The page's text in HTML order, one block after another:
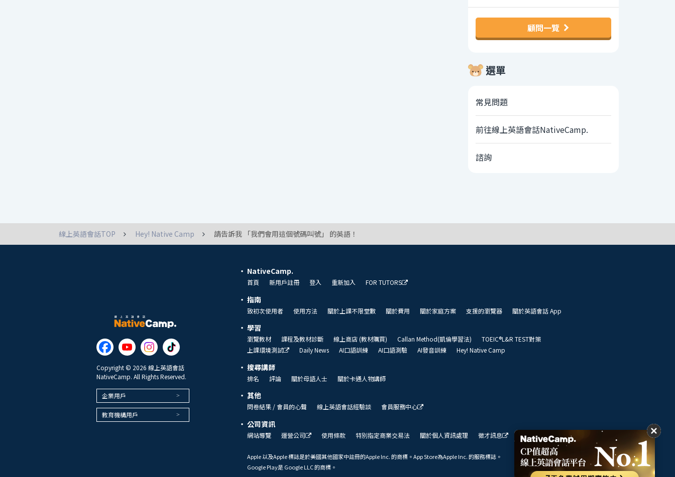
顧問一覽
選單
常見問題
前往線上英語會話NativeCamp.
諮詢
線上英語會話TOP Hey! Native Camp 請告訴我 「我們會用這個號碼叫號」 的英語！
Copyright © 2026 線上英語會話
NativeCamp. All Rights Reserved.
企業用戶
教育機構用戶
NativeCamp.
首頁 新用戶註冊 登入 重新加入 FOR TUTORS
指南
致初次使用者 使用方法 關於上課不限堂數 關於費用 關於家庭方案 支援的瀏覽器 關於英語會話 App
學習
瀏覽教材 課程及教材診斷 線上商店 (教材購買) Callan Method(凱倫學習法)
TOEIC®L&R TEST對策
上課環境測試
Daily News AI口語訓練 AI口語測驗 AI發音訓練 Hey! Native Camp
搜尋講師
排名 評論 關於母語人士 關於卡通人物講師
其他
問卷結果 / 會員的心聲 線上英語會話經驗談 會員服務中心
公司資訊
網站導覽 運營公司 使用條款 特別指定商業交易法 關於個人資訊處理 徵才訊息 我們的展望
Apple 以及Apple 標誌是於美國其他國家中註冊的Apple Inc. 的商標。App Store為Apple Inc. 的服務標誌。
Google Play是 Google LLC 的商標。